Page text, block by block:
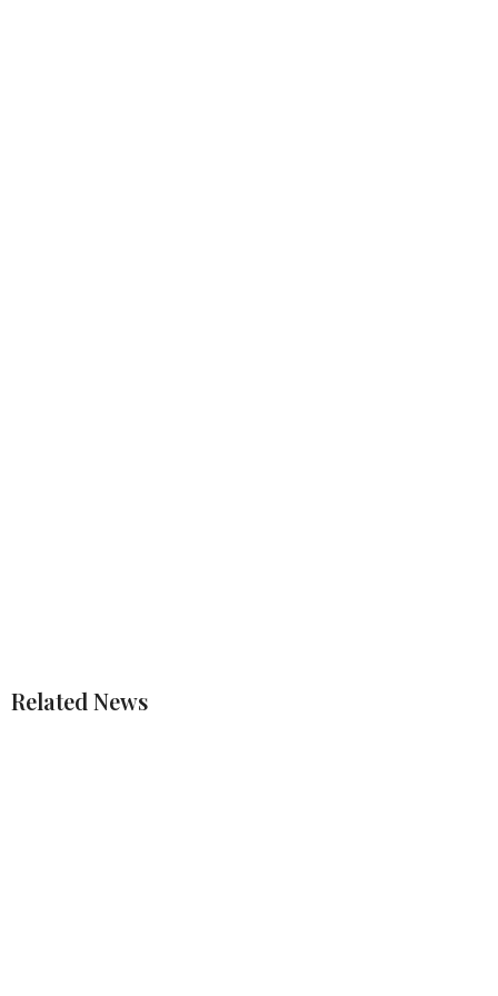
Related News